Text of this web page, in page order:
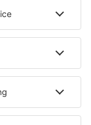
Cazare în Zurich